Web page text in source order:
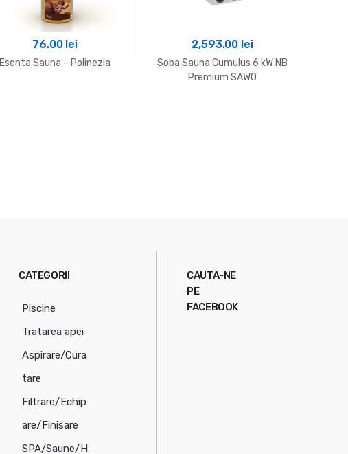
76.00 lei
Esenta Sauna – Polinezia
2,593.00 lei
Soba Sauna Cumulus 6 kW NB
Premium SAWO
CATEGORII
Piscine
Tratarea apei
Aspirare/Cura
tare
Filtrare/Echip
are/Finisare
SPA/Saune/H
CAUTA-NE
PE
FACEBOOK